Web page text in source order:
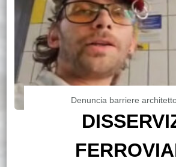
Denuncia barriere